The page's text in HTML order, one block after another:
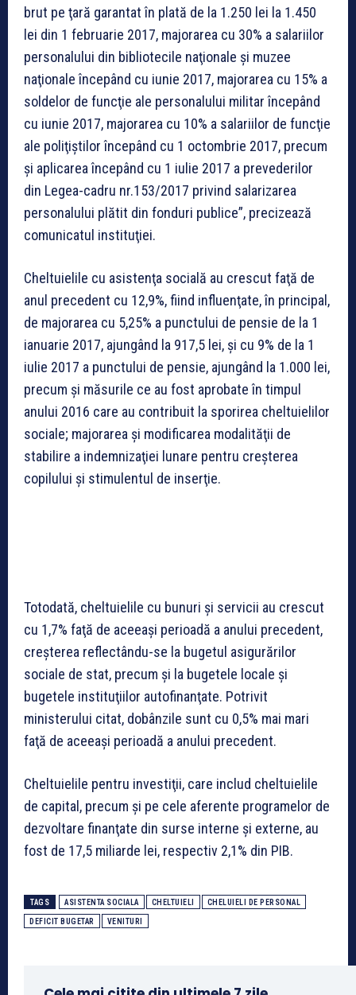
brut pe ţară garantat în plată de la 1.250 lei la 1.450
lei din 1 februarie 2017, majorarea cu 30% a salariilor
personalului din bibliotecile naţionale şi muzee
naţionale începând cu iunie 2017, majorarea cu 15% a
soldelor de funcţie ale personalului militar începând
cu iunie 2017, majorarea cu 10% a salariilor de funcţie
ale poliţiştilor începând cu 1 octombrie 2017, precum
şi aplicarea începând cu 1 iulie 2017 a prevederilor
din Legea-cadru nr.153/2017 privind salarizarea
personalului plătit din fonduri publice”, precizează
comunicatul instituţiei.
Cheltuielile cu asistenţa socială au crescut faţă de
anul precedent cu 12,9%, fiind influenţate, în principal,
de majorarea cu 5,25% a punctului de pensie de la 1
ianuarie 2017, ajungând la 917,5 lei, şi cu 9% de la 1
iulie 2017 a punctului de pensie, ajungând la 1.000 lei,
precum şi măsurile ce au fost aprobate în timpul
anului 2016 care au contribuit la sporirea cheltuielilor
sociale; majorarea şi modificarea modalităţii de
stabilire a indemnizaţiei lunare pentru creşterea
copilului şi stimulentul de inserţie.
Totodată, cheltuielile cu bunuri şi servicii au crescut
cu 1,7% faţă de aceeaşi perioadă a anului precedent,
creşterea reflectându-se la bugetul asigurărilor
sociale de stat, precum şi la bugetele locale şi
bugetele instituţiilor autofinanţate. Potrivit
ministerului citat, dobânzile sunt cu 0,5% mai mari
faţă de aceeaşi perioadă a anului precedent.
Cheltuielile pentru investiţii, care includ cheltuielile
de capital, precum şi pe cele aferente programelor de
dezvoltare finanţate din surse interne şi externe, au
fost de 17,5 miliarde lei, respectiv 2,1% din PIB.
TAGS ASISTENTA SOCIALA CHELTUIELI CHELUIELI DE PERSONAL
DEFICIT BUGETAR VENITURI